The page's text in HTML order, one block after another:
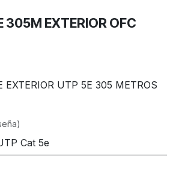
305M EXTERIOR OFC
EXTERIOR UTP 5E 305 METROS
Cat 5e